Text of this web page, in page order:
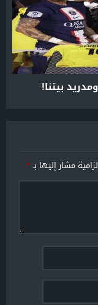
بيتنا!
مشار إليها بـ*